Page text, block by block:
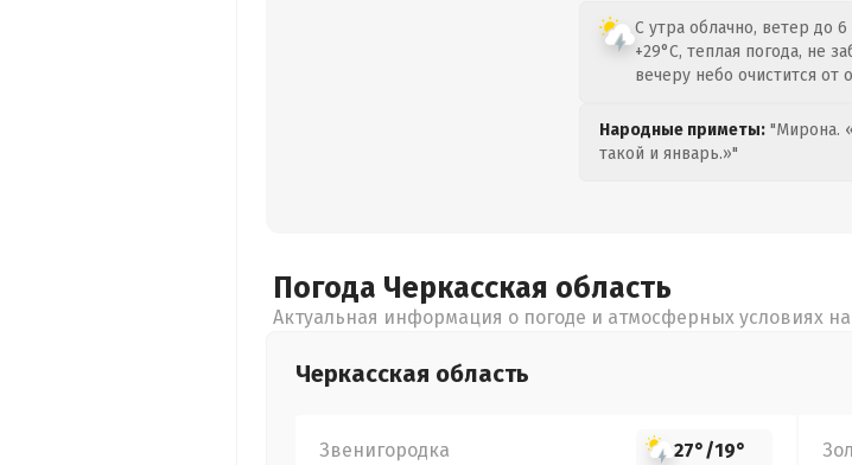
С утра облачно, ветер до
+29°C, теплая погода, не
вечеру небо очистится от
Народные приметы: "Мирона.
такой и январь.»"
Погода Черкасская область
Актуальная информация о погоде и атмосферных условиях на
Черкасская область
Звенигородка 27°/19°